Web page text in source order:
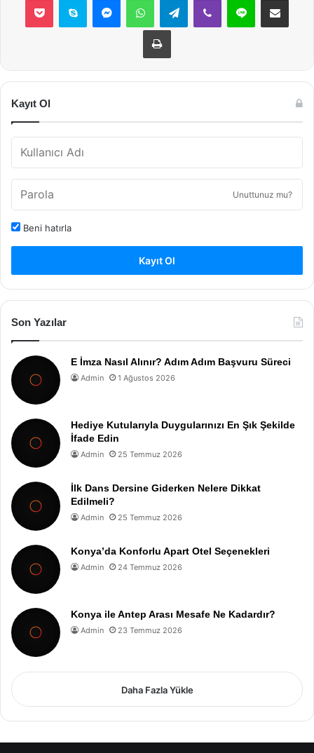
Yazdır
Kayıt Ol
Unuttunuz mu?
Beni hatırla
Kayıt Ol
Son Yazılar
E İmza Nasıl Alınır? Adım Adım Başvuru Süreci
Admin 1 Ağustos 2026
Hediye Kutularıyla Duygularınızı En Şık Şekilde
İfade Edin
Admin 25 Temmuz 2026
İlk Dans Dersine Giderken Nelere Dikkat
Edilmeli?
Admin 25 Temmuz 2026
Konya’da Konforlu Apart Otel Seçenekleri
Admin 24 Temmuz 2026
Konya ile Antep Arası Mesafe Ne Kadardır?
Admin 23 Temmuz 2026
Daha Fazla Yükle